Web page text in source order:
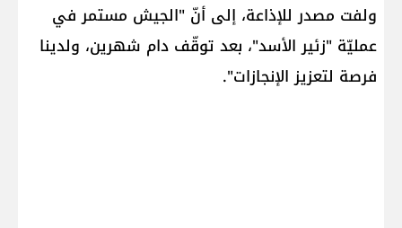
ولفت مصدر للإذاعة، إلى أنّ "الجيش مستمر في
عمليّة "زئير الأسد"، بعد توقّف دام شهرين، ولدينا
فرصة لتعزيز الإنجازات".